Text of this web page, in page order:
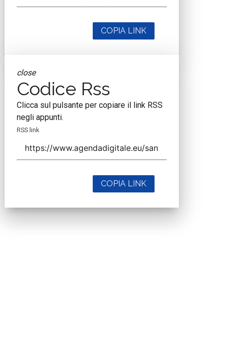
COPIA LINK
close
Codice Rss
Clicca sul pulsante per copiare il link RSS
negli appunti.
RSS link
COPIA LINK